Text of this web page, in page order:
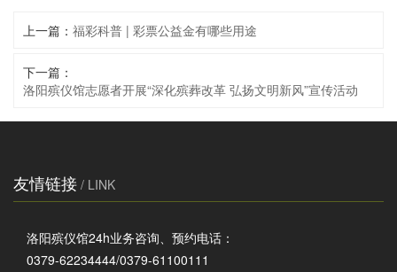
上一篇： 福彩科普 | 彩票公益金有哪些用途
下一篇：
洛阳殡仪馆志愿者开展“深化殡葬改革 弘扬文明新风”宣传活动
友情链接 / LINK
洛阳殡仪馆24h业务咨询、预约电话：
0379-62234444/0379-61100111